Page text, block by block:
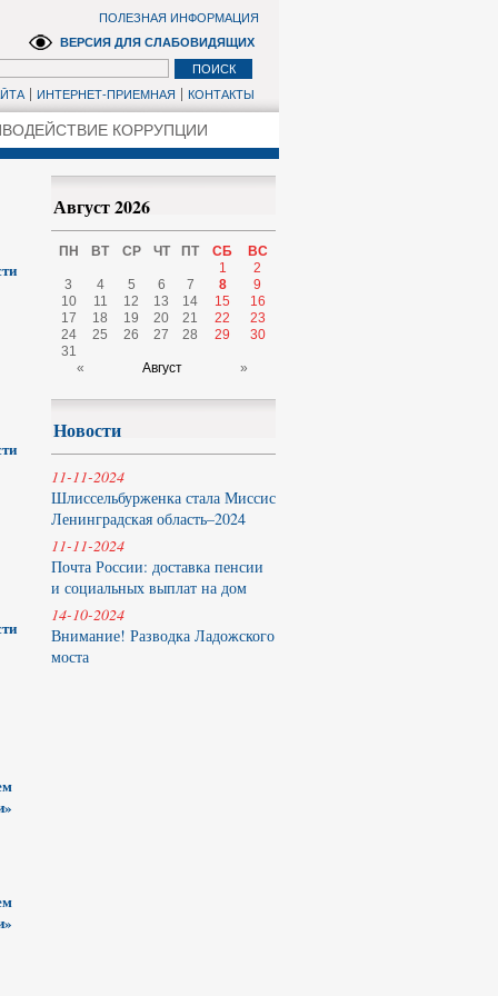
ИНТЕРНЕТ-ПРИЕМНАЯ КОНТАКТЫ
ВЕРСИЯ ДЛЯ СЛАБОВИДЯЩИХ
ПОЛЕЗНАЯ ИНФОРМАЦИЯ
КОРРУПЦИИ
Август 2026
ПН ВТ СР ЧТ ПТ СБ
ВС
1
2
3
4 5 6 7 8
9
10
11 12 13 14 15
16
17
18 19 20 21 22
23
24
25 26 27 28 29
30
31
«
Август »
Новости
11-11-2024
Шлиссельбурженка стала Миссис
Ленинградская область–2024
11-11-2024
Почта России: доставка пенсии
и социальных выплат на дом
14-10-2024
Внимание! Разводка Ладожского
моста